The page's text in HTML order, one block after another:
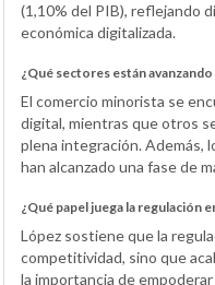
(1,10% del PIB), reflejando
económica digitalizada.
¿Qué sectores están
El comercio minorista se
digital, mientras que otros
plena integración. Además,
han alcanzado una fase de
¿Qué papel juega la regulación
López sostiene que la
competitividad, sino que
la importancia de